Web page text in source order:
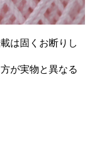
は固くお断りし
が実物と異なる